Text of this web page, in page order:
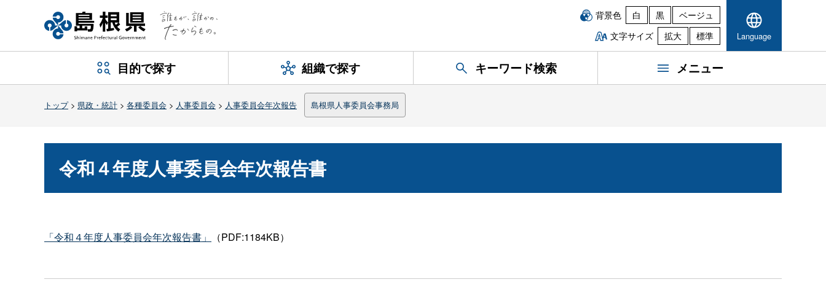
背景色 白 黒
ベージュ
文字サイズ
拡大 標準 Language
目的で探す 組織で探す キーワード検索 メニュー
トップ> 県政・統計 > 各種委員会 > 人事委員会 > 人事委員会年次報告 島根県人事委員会事務局
令和４年度人事委員会年次報告書
「令和４年度人事委員会年次報告書」 （PDF:1184KB）